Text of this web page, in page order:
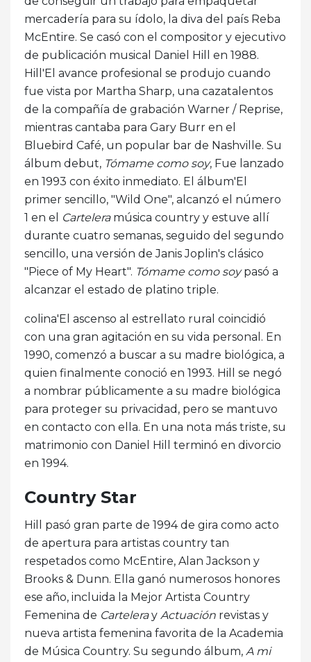
mercadería para su ídolo, la diva del país Reba
McEntire. Se casó con el compositor y ejecutivo
de publicación musical Daniel Hill en 1988.
Hill'El avance profesional se produjo cuando
fue vista por Martha Sharp, una cazatalentos
de la compañía de grabación Warner / Reprise,
mientras cantaba para Gary Burr en el
Bluebird Café, un popular bar de Nashville. Su
álbum debut, Tómame como soy, Fue lanzado
en 1993 con éxito inmediato. El álbum'El
primer sencillo, "Wild One", alcanzó el número
1 en el
Carteleramúsica country y estuve allí
durante cuatro semanas, seguido del segundo
sencillo, una versión de Janis Joplin's clásico
"Piece of My Heart". Tómame como soypasó a
alcanzar el estado de platino triple.
colina'El ascenso al estrellato rural coincidió
con una gran agitación en su vida personal. En
1990, comenzó a buscar a su madre biológica, a
quien finalmente conoció en 1993. Hill se negó
a nombrar públicamente a su madre biológica
para proteger su privacidad, pero se mantuvo
en contacto con ella. En una nota más triste, su
matrimonio con Daniel Hill terminó en divorcio
en 1994.
Country Star
Hill pasó gran parte de 1994 de gira como acto
de apertura para artistas country tan
respetados como McEntire, Alan Jackson y
Brooks & Dunn. Ella ganó numerosos honores
ese año, incluida la Mejor Artista Country
Femenina de Carteleray Actuación revistas y
nueva artista femenina favorita de la Academia
de Música Country. Su segundo álbum, A mi